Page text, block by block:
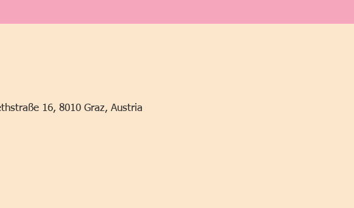
16, 8010 Graz, Austria